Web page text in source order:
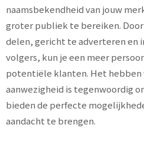
naamsbekendheid van jouw
groter publiek te bereiken.
delen, gericht te adverteren en
volgers, kun je een meer
potentiële klanten. Het hebben
aanwezigheid is tegenwoordig
bieden de perfecte
aandacht te brengen.